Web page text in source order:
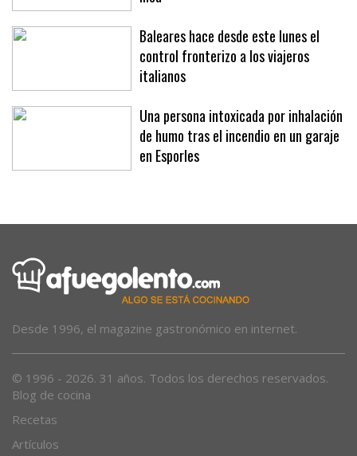
Baleares hace desde este lunes el
control fronterizo a los viajeros
italianos
Una persona intoxicada por inhalación
de humo tras el incendio en un garaje
en Esporles
Desde 1996, el magazine gastronómico en internet.
© 1996 - 2026. 31 años. Todos los derechos reservados.
Blog de cocina
Recetas
Artículos